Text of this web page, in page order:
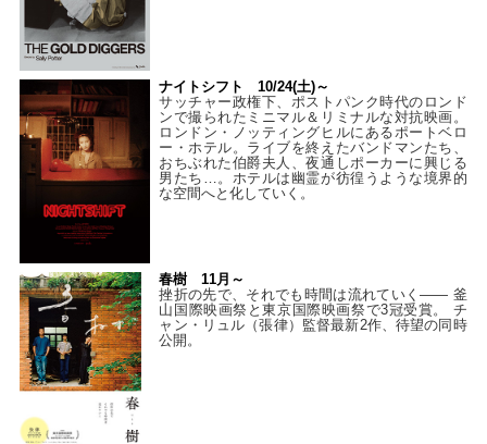
ナイトシフト 10/24(土)～
サッチャー政権下、ポストパンク時代のロンド
ンで撮られたミニマル＆リミナルな対抗映画。
ロンドン・ノッティングヒルにあるポートベロ
ー・ホテル。ライブを終えたバンドマンたち、
おちぶれた伯爵夫人、夜通しポーカーに興じる
男たち…。ホテルは幽霊が彷徨うような境界的
な空間へと化していく。
春樹 11月～
挫折の先で、それでも時間は流れていく—— 釜
山国際映画祭と東京国際映画祭で3冠受賞。 チ
ャン・リュル（張律）監督最新2作、待望の同時
公開。